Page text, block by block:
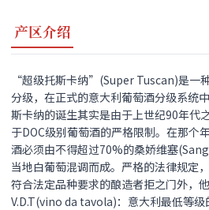
产区介绍
“超级托斯卡纳” (Super Tuscan)是一
分级，在正式的意大利葡萄酒分级系统
斯卡纳的诞生其实是由于上世纪90年代
于DOC级别葡萄酒的严格限制。在那个
酒必须由不得超过70%的桑娇维塞
当地白葡萄混调而成。严格的法律规定
符合法定品种要求的酿造者拒之门外，
V.D.T(vino da tavola)：意大利最低等级